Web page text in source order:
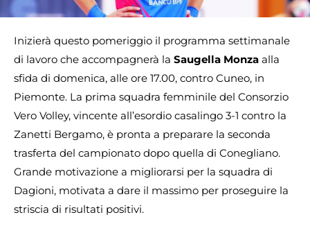
Inizierà questo pomeriggio il programma settimanale
di lavoro che accompagnerà la Saugella Monza alla
sfida di domenica, alle ore 17.00, contro Cuneo, in
Piemonte. La prima squadra femminile del Consorzio
Vero Volley, vincente all’esordio casalingo 3-1 contro la
Zanetti Bergamo, è pronta a preparare la seconda
trasferta del campionato dopo quella di Conegliano.
Grande motivazione a migliorarsi per la squadra di
Dagioni, motivata a dare il massimo per proseguire la
striscia di risultati positivi.